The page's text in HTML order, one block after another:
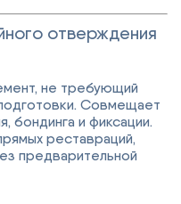
отверждения
не требующий
Совмещает
бондинга и фиксации.
реставраций,
предварительной